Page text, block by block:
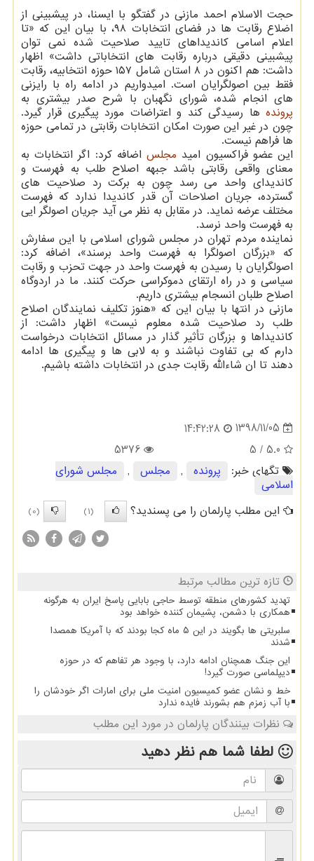
حجت الاسلام احمد مازنی در گفتگو با ایسنا، در پیشبینی از
اضلاع رقابت ها در فضای انتخابات ۹۸، با بیان این كه «تا
اعلام اسامی كاندیداهای تایید صلاحیت شده نمی توان
پیشبینی دقیقی درباره رقابت های انتخاباتی داشت» اظهار
داشت: هم اكنون در ۸ استان شامل ۱۵۷ حوزه انتخابیه، رقابت
فقط بین اصولگرایان است. امیدواریم در ادامه راه با رایزنی
های انجام شده، شورای نگهبان با شرح صدر بیشتری به
پرونده ها رسیدگی كند و اعتراضات مورد پیگیری قرار گیرد.
چون در غیر این صورت امكان انتخابات رقابتی در تمامی حوزه
ها فراهم نیست.
این عضو فراكسیون امید مجلساضافه كرد: اگر انتخابات به
معنای واقعی رقابتی باشد جبهه اصلاح طلب به فهرست و
كاندیدای واحد می رسد چون به بركت رد صلاحیت های
گسترده، جریان اصلاحات آن قدر كاندیدا ندارد كه فهرست
مختلف عرضه نماید. در مقابل به نظر می آید جریان اصولگر ایی
به فهرست واحد نرسد.
نماینده مردم تهران در مجلس شورای اسلامی با این سفارش
كه «بزرگان اصولگرا به فهرست واحد برسند»، اضافه كرد:
اصولگرایان با رسیدن به فهرست واحد در جهت تحزب و رقابت
سیاسی و در راه ارتقای دموكراسی حركت كنند. ما در اردوگاه
اصلاح طلبان انسجام بیشتری داریم.
مازنی در انتها با بیان این كه «هنوز تكلیف نمایندگان اصلاح
طلب رد صلاحیت شده معلوم نیست» اظهار داشت: از
كاندیداها و بزرگان تأثیر گذار در مسائل انتخابات درخواست
دارم كه بی تفاوت نباشند و به لابی ها و پیگیری ها ادامه
دهند تا ان شاءالله رقابت جدی در انتخابات داشته باشیم.
1398/11/05
14:42:28
5.0
/ 5
5376
تگهای خبر:
پرونده , مجلس ,
مجلس شورای
اسلامی
این مطلب پارلمان را می پسندید؟
(1)
(0)
تازه ترین مطالب مرتبط
تهدید کشورهای منطقه توسط حاجی بابایی پاسخ ایران به هرگونه
همکاری با دشمن، پشیمان کننده خواهد بود
سلبریتی ها بگویند در این ۵ ماه کجا بودند که با آمریکا همصدا
شدند
این جنگ همچنان ادامه دارد، با وجود هر تفاهم که در حوزه
دیپلماسی صورت گیرد!
خط و نشان عضو کمیسیون امنیت ملی برای امارات اگر خودشان را
با آب زمزم هم بشورند فایده ندارد
نظرات بینندگان پارلمان در مورد این مطلب
لطفا شما همنظر دهید